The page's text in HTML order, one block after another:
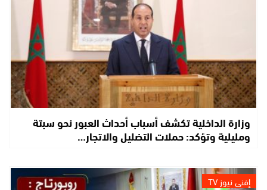
وزارة الداخلية تكشف أسباب أحداث العبور نحو سبتة
ومليلية وتؤكد: حملات التضليل والاتجار…
إفني نيوز TV